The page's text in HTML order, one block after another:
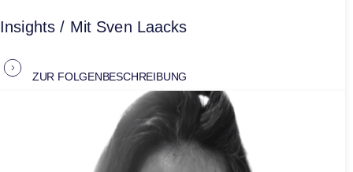
Insights / Mit Sven Laacks
ZUR FOLGENBESCHREIBUNG